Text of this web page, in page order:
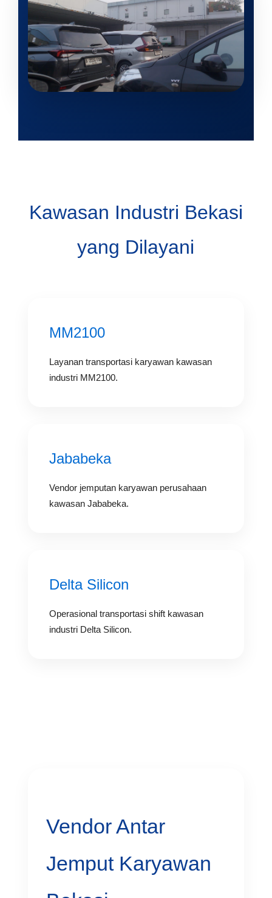
Kawasan Industri Bekasi
yang Dilayani
MM2100
Layanan transportasi karyawan kawasan
industri MM2100.
Jababeka
Vendor jemputan karyawan perusahaan
kawasan Jababeka.
Delta Silicon
Operasional transportasi shift kawasan
industri Delta Silicon.
Vendor Antar
Jemput Karyawan